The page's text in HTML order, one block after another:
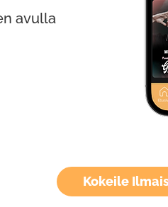
Kokeile
avulla